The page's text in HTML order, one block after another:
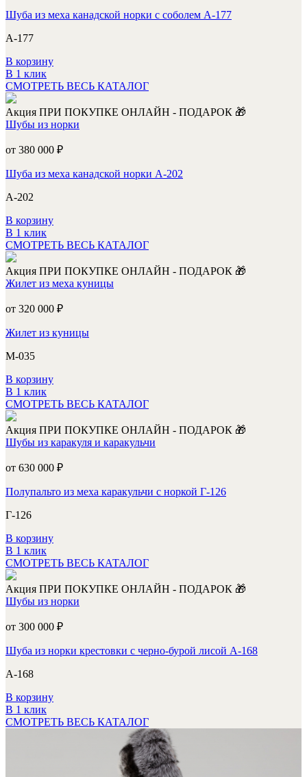
Шуба из меха канадской норки с соболем А-177
А-177
В корзину
В 1 клик
СМОТРЕТЬ ВЕСЬ КАТАЛОГ
Акция ПРИ ПОКУПКЕ ОНЛАЙН - ПОДАРОК 🎁
Шубы из норки
от 380 000 ₽
Шуба из меха канадской норки А-202
А-202
В корзину
В 1 клик
СМОТРЕТЬ ВЕСЬ КАТАЛОГ
Акция ПРИ ПОКУПКЕ ОНЛАЙН - ПОДАРОК 🎁
Жилет из меха куницы
от 320 000 ₽
Жилет из куницы
М-035
В корзину
В 1 клик
СМОТРЕТЬ ВЕСЬ КАТАЛОГ
Акция ПРИ ПОКУПКЕ ОНЛАЙН - ПОДАРОК 🎁
Шубы из каракуля и каракульчи
от 630 000 ₽
Полупальто из меха каракульчи с норкой Г-126
Г-126
В корзину
В 1 клик
СМОТРЕТЬ ВЕСЬ КАТАЛОГ
Акция ПРИ ПОКУПКЕ ОНЛАЙН - ПОДАРОК 🎁
Шубы из норки
от 300 000 ₽
Шуба из норки крестовки с черно-бурой лисой А-168
А-168
В корзину
В 1 клик
СМОТРЕТЬ ВЕСЬ КАТАЛОГ